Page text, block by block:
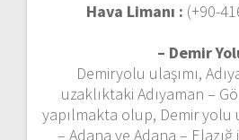
Hava Limanı : (+90-
– Demir
Demiryolu ulaşımı,
uzaklıktaki Adıyaman –
yapılmakta olup, Demir yolu
– Adana ve Adana –